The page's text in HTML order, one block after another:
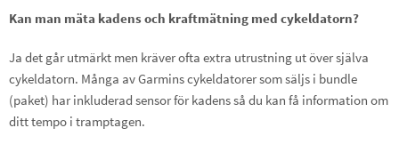
Kan man mäta kadens och kraftmätning med cykeldatorn?
Ja det går utmärkt men kräver ofta extra utrustning ut över själva
cykeldatorn. Många av Garmins cykeldatorer som säljs i bundle
(paket) har inkluderad sensor för kadens så du kan få information om
ditt tempo i tramptagen.